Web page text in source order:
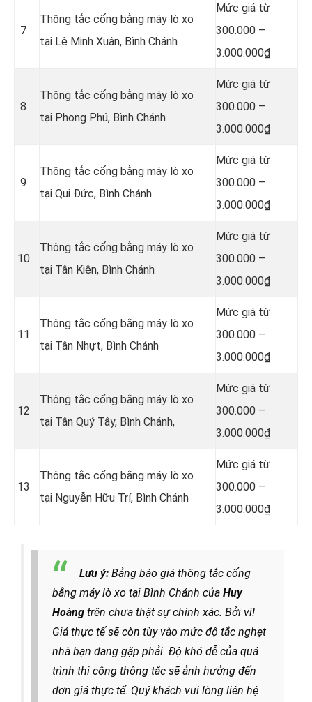
7
Thông tắc cống bằng máy lò xo
tại Lê Minh Xuân, Bình Chánh
Mức giá từ
300.000 –
3.000.000₫
8
Thông tắc cống bằng máy lò xo
tại Phong Phú, Bình Chánh
Mức giá từ
300.000 –
3.000.000₫
9
Thông tắc cống bằng máy lò xo
tại Qui Đức, Bình Chánh
Mức giá từ
300.000 –
3.000.000₫
10
Thông tắc cống bằng máy lò xo
tại Tân Kiên, Bình Chánh
Mức giá từ
300.000 –
3.000.000₫
11
Thông tắc cống bằng máy lò xo
tại Tân Nhựt, Bình Chánh
Mức giá từ
300.000 –
3.000.000₫
12
Thông tắc cống bằng máy lò xo
tại Tân Quý Tây, Bình Chánh,
Mức giá từ
300.000 –
3.000.000₫
13
Thông tắc cống bằng máy lò xo
tại Nguyễn Hữu Trí, Bình Chánh
Mức giá từ
300.000 –
3.000.000₫
Lưu ý: Bảng báo giá thông tắc cống
bằng máy lò xo tại Bình Chánh của Huy
Hoàng trên chưa thật sự chính xác. Bởi vì!
Giá thực tế sẽ còn tùy vào mức độ tắc nghẹt
nhà bạn đang gặp phải. Độ khó dễ của quá
trình thi công thông tắc sẽ ảnh hưởng đến
đơn giá thực tế. Quý khách vui lòng liên hệ